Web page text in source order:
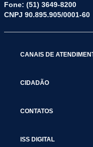
Fone: (51) 3649-8200
CNPJ 90.895.905/0001-60
CANAIS DE
CIDADÃO
CONTATOS
ISS DIGITAL